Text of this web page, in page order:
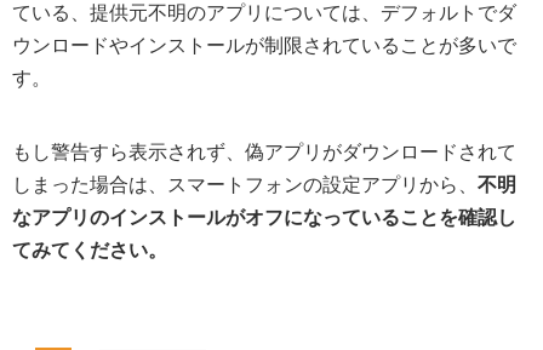
ている、提供元不明のアプリについては、デフォルトでダ
ウンロードやインストールが制限されていることが多いで
す。
もし警告すら表示されず、偽アプリがダウンロードされて
しまった場合は、スマートフォンの設定アプリから、 不明
なアプリのインストールがオフになっていることを確認し
てみてください。